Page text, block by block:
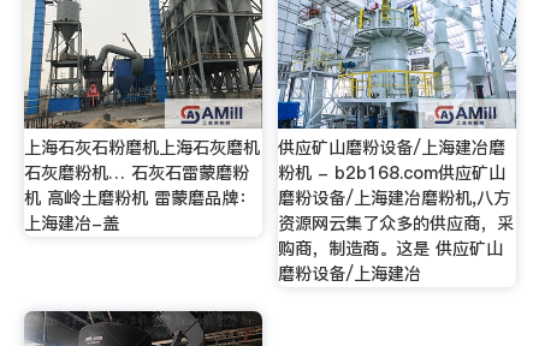
上海石灰石粉磨机上海石灰磨机
石灰磨粉机… 石灰石雷蒙磨粉
机 高岭土磨粉机 雷蒙磨品牌：
上海建冶-盖
供应矿山磨粉设备/上海建冶磨
粉机 - b2b168.com供应矿山
磨粉设备/上海建冶磨粉机,八方
资源网云集了众多的供应商，采
购商，制造商。这是 供应矿山
磨粉设备/上海建冶